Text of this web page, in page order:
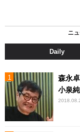
ニ
Daily
森永
小泉